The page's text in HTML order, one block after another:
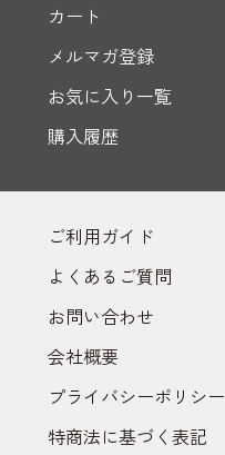
カート
メルマガ登録
お気に入り一覧
購入履歴
ご利用ガイド
よくあるご質問
お問い合わせ
会社概要
プライバシーポリシー
特商法に基づく表記